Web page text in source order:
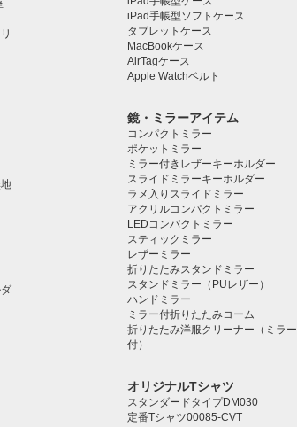
iPad手帳型ソフトケース
タブレットケース️
MacBookケース
AirTagケース
Apple Watchベルト
鏡・ミラーアイテム
コンパクトミラー
ポケットミラー
ミラー付きレザーキーホルダー
スライドミラーキーホルダー
ラメ入りスライドミラー
アクリルコンパクトミラー
LEDコンパクトミラー
スティックミラー
レザーミラー
折りたたみスタンドミラー
スタンドミラー（PUレザー）
ハンドミラー
ミラー付折りたたみコーム
折りたたみ洋服クリーナー（ミラー
付）
オリジナルTシャツ
スタンダードタイプDM030
定番Tシャツ00085-CVT